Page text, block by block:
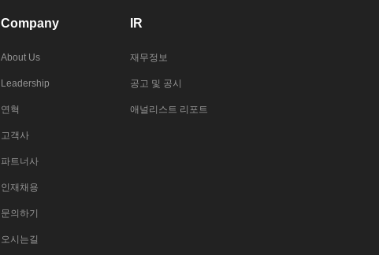
Company
About Us
Leadership
연혁
고객사
파트너사
인재채용
문의하기
오시는길
IR
재무정보
공고 및 공시
애널리스트 리포트